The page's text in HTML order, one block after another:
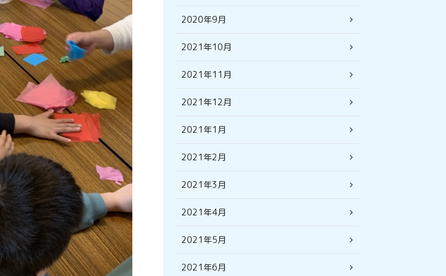
2020年9月
2021年10月
2021年11月
2021年12月
2021年1月
2021年2月
2021年3月
2021年4月
2021年5月
2021年6月